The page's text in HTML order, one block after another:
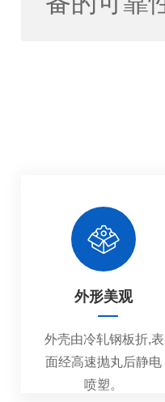
外形美观
外壳由冷轧钢板折,表
面经高速抛丸后静电
喷塑。